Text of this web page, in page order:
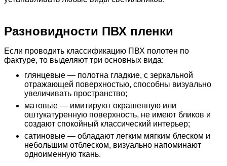
Разновидности ПВХ пленки
Если проводить классификацию ПВХ полотен по
фактуре, то выделяют три основных вида:
глянцевые — полотна гладкие, с зеркальной
отражающей поверхностью, способны визуально
увеличивать пространство;
матовые — имитируют окрашенную или
оштукатуренную поверхность, не имеют бликов и
создают спокойный классический интерьер;
сатиновые — обладают легким мягким блеском и
небольшим отблеском, визуально напоминают
одноименную ткань.